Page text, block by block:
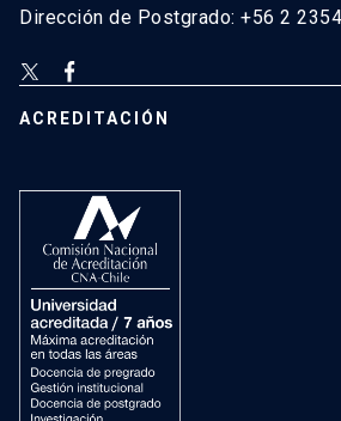
Dirección de Postgrado: +56 2
ACREDITACIÓN